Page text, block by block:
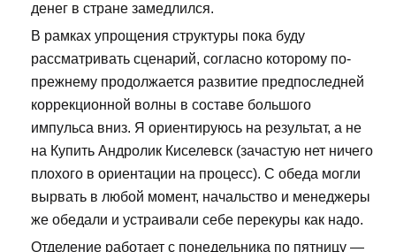
денег в стране замедлился.
В рамках упрощения структуры пока буду
рассматривать сценарий, согласно которому по-
прежнему продолжается развитие предпоследней
коррекционной волны в составе большого
импульса вниз. Я ориентируюсь на результат, а не
на Купить Андролик Киселевск (зачастую нет ничего
плохого в ориентации на процесс). С обеда могли
вырвать в любой момент, начальство и менеджеры
же обедали и устраивали себе перекуры как надо.
Отделение работает с понедельника по пятницу —